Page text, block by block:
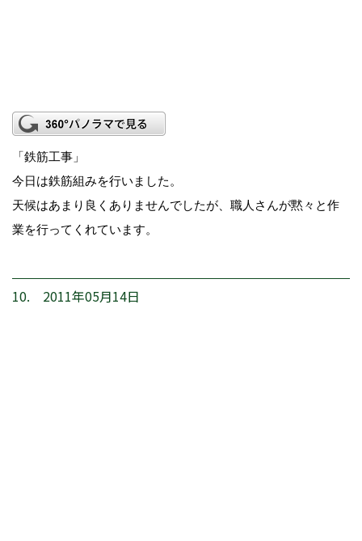
「鉄筋工事」
今日は鉄筋組みを行いました。
天候はあまり良くありませんでしたが、職人さんが黙々と作
業を行ってくれています。
10. 2011年05月14日